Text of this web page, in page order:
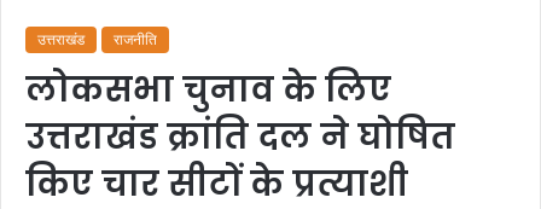
उत्तराखंड राजनीति
लोकसभा चुनाव के लिए
उत्तराखंड क्रांति दल ने घोषित
किए चार सीटों के प्रत्याशी